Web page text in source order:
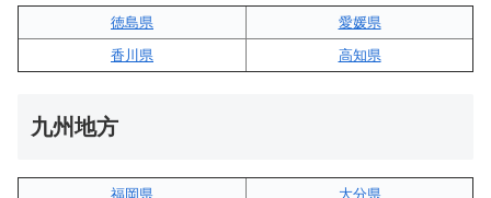
徳島県
愛媛県
香川県
高知県
九州地方
福岡県 大分県